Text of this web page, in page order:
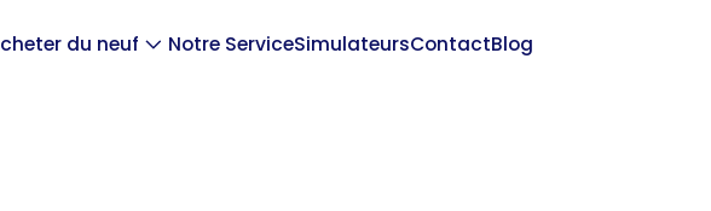
du neuf Notre ServiceSimulateursContactBlog